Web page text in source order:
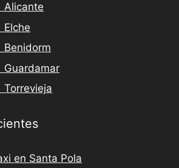
en Santa Pola